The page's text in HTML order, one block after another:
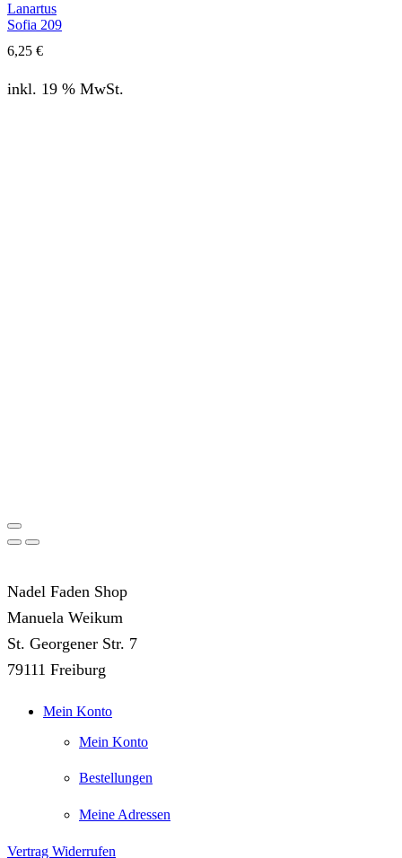
Lanartus
Sofia 209
6,25 €
inkl. 19 % MwSt.
Nadel Faden Shop
Manuela Weikum
St. Georgener Str. 7
79111 Freiburg
Mein Konto
Mein Konto
Bestellungen
Meine Adressen
Vertrag Widerrufen